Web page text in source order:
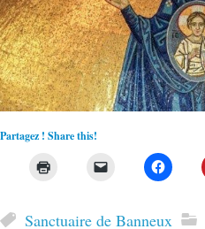
Partagez ! Share this!
Sanctuaire de Banneux